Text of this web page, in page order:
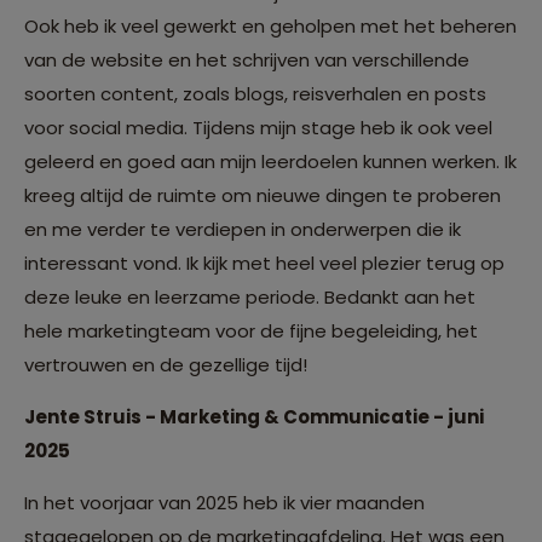
Ook heb ik veel gewerkt en geholpen met het beheren
van de website en het schrijven van verschillende
soorten content, zoals blogs, reisverhalen en posts
voor social media. Tijdens mijn stage heb ik ook veel
geleerd en goed aan mijn leerdoelen kunnen werken. Ik
kreeg altijd de ruimte om nieuwe dingen te proberen
en me verder te verdiepen in onderwerpen die ik
interessant vond. Ik kijk met heel veel plezier terug op
deze leuke en leerzame periode. Bedankt aan het
hele marketingteam voor de fijne begeleiding, het
vertrouwen en de gezellige tijd!
Jente Struis - Marketing & Communicatie - juni
2025
In het voorjaar van 2025 heb ik vier maanden
stagegelopen op de marketingafdeling. Het was een